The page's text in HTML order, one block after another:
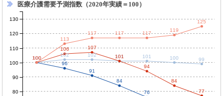
医療介護需要予測指数（2020年実績＝100）
100
96
91
84
76
100
102 102 101 101 100 99
100
106
107
101
94
84
77
100
113
117 117 117
119
125
80
90
100
110
120
130